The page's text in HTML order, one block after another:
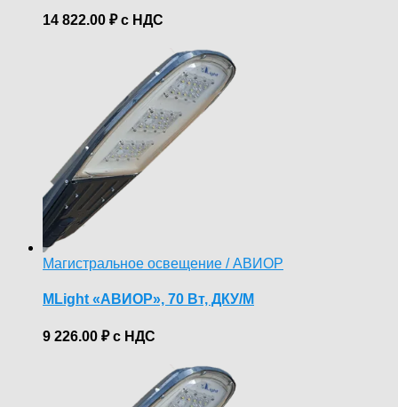
14 822.00 ₽с НДС
Магистральное освещение / АВИОР
MLight «АВИОР», 70 Вт, ДКУ/М
9 226.00 ₽с НДС